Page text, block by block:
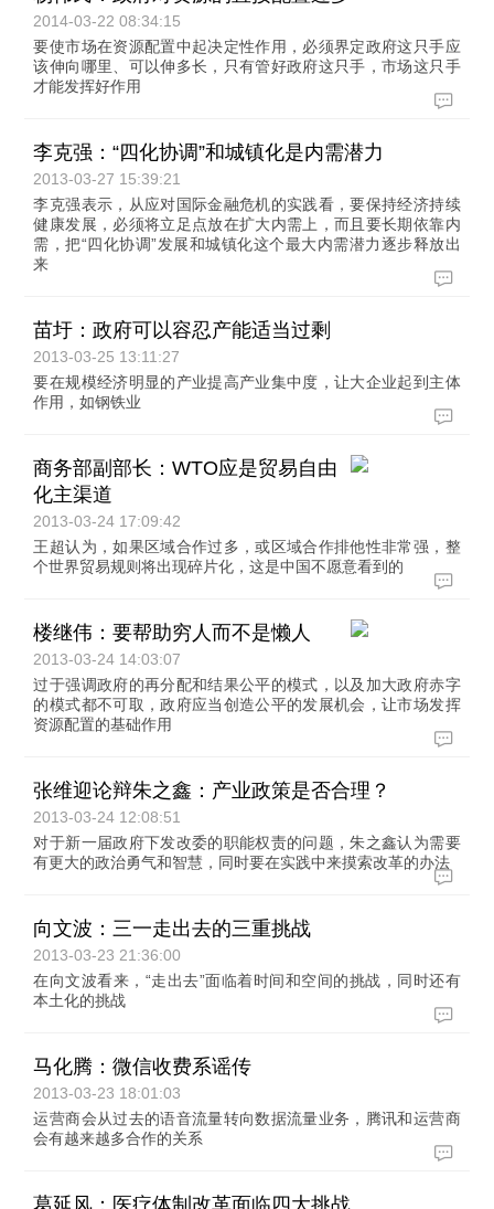
2014-03-22 08:34:15
要使市场在资源配置中起决定性作用，必须界定政府这只手应
该伸向哪里、可以伸多长，只有管好政府这只手，市场这只手
才能发挥好作用
李克强：“四化协调”和城镇化是内需潜力
2013-03-27 15:39:21
李克强表示，从应对国际金融危机的实践看，要保持经济持续
健康发展，必须将立足点放在扩大内需上，而且要长期依靠内
需，把“四化协调”发展和城镇化这个最大内需潜力逐步释放出
来
苗圩：政府可以容忍产能适当过剩
2013-03-25 13:11:27
要在规模经济明显的产业提高产业集中度，让大企业起到主体
作用，如钢铁业
商务部副部长：WTO应是贸易自由
化主渠道
2013-03-24 17:09:42
王超认为，如果区域合作过多，或区域合作排他性非常强，整
个世界贸易规则将出现碎片化，这是中国不愿意看到的
楼继伟：要帮助穷人而不是懒人
2013-03-24 14:03:07
过于强调政府的再分配和结果公平的模式，以及加大政府赤字
的模式都不可取，政府应当创造公平的发展机会，让市场发挥
资源配置的基础作用
张维迎论辩朱之鑫：产业政策是否合理？
2013-03-24 12:08:51
对于新一届政府下发改委的职能权责的问题，朱之鑫认为需要
有更大的政治勇气和智慧，同时要在实践中来摸索改革的办法
向文波：三一走出去的三重挑战
2013-03-23 21:36:00
在向文波看来，“走出去”面临着时间和空间的挑战，同时还有
本土化的挑战
马化腾：微信收费系谣传
2013-03-23 18:01:03
运营商会从过去的语音流量转向数据流量业务，腾讯和运营商
会有越来越多合作的关系
葛延风：医疗体制改革面临四大挑战